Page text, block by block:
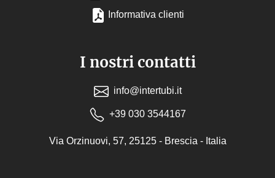
Informativa clienti
I nostri contatti
info@intertubi.it
+39 030 3544167
Via Orzinuovi, 57, 25125 - Brescia - Italia